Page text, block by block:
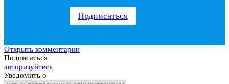
Подписаться
Открыть комментарии
Подписаться
авторизуйтесь
Уведомить о